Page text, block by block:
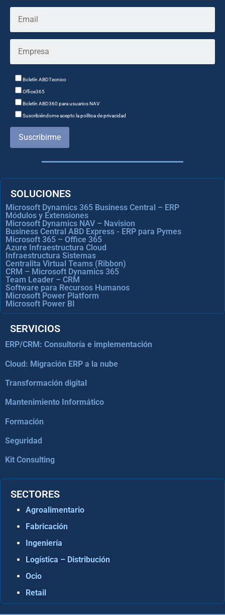
Boletín ABDTecnico
Office365
Boletín ABD360 para usuarios NAV
Suscribiéndome acepto la política de privacidad
Suscribirme
SOLUCIONES
Microsoft Dynamics 365 Business Central – ERP
Módulos y Extensiones
Microsoft Dynamics NAV – Navision
Business Central ABD Express - ERP para Pymes
Microsoft 365 – Office 365
Azure Infraestructura Cloud
Infraestructura Sistemas
Centralita Virtual Teams (Ribbon)
CRM – Microsoft Dynamics 365
Team Leader – CRM
Software para Recursos Humanos
Microsoft Power Platform
Microsoft Power BI
SERVICIOS
ERP/CRM: Consultoría e implementación
Cloud: Migración ERP a la nube
Transformación digital
Mantenimiento Informático
Formación
Seguridad
Kit Consulting
SECTORES
Agroalimentario
Fabricación
Ingeniería
Logística – Distribución
Ocio
Retail